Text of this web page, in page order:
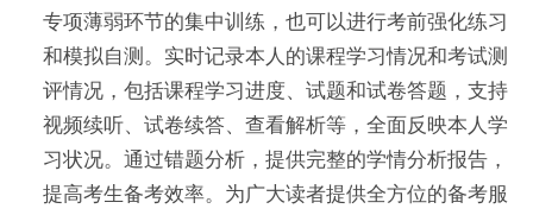
专项薄弱环节的集中训练，也可以进行考前强化练习
和模拟自测。实时记录本人的课程学习情况和考试测
评情况，包括课程学习进度、试题和试卷答题，支持
视频续听、试卷续答、查看解析等，全面反映本人学
习状况。通过错题分析，提供完整的学情分析报告，
提高考生备考效率。为广大读者提供全方位的备考服